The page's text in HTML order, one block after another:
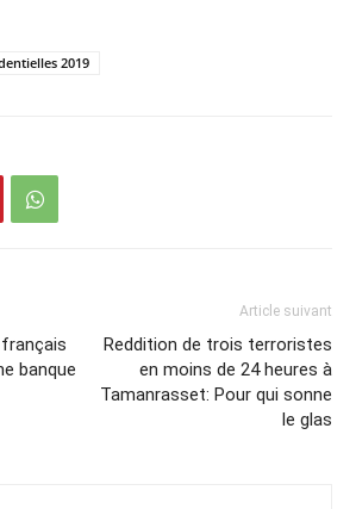
2019
banque
Article suivant
Reddition de trois terroristes
en moins de 24 heures à
Tamanrasset: Pour qui sonne
le glas